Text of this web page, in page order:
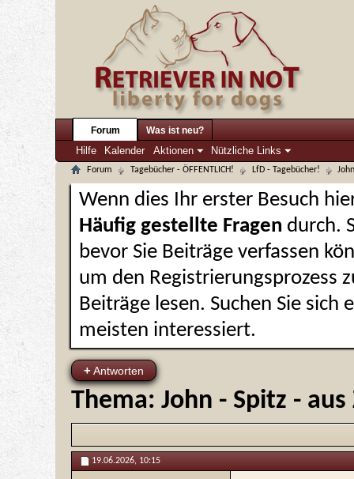
Forum
Hilfe Kalender Aktionen Nützliche Links
Was ist neu?
Forum Tagebücher - ÖFFENTLICH! LfD - Tagebücher!
Wenn dies Ihr erster Besuch
Häufig gestellte Fragen durch.
bevor Sie Beiträge verfassen
um den Registrierungsprozess
Beiträge lesen. Suchen Sie sich
meisten interessiert.
+Antworten
Thema: John - Spitz -
19.06.2026, 10:15